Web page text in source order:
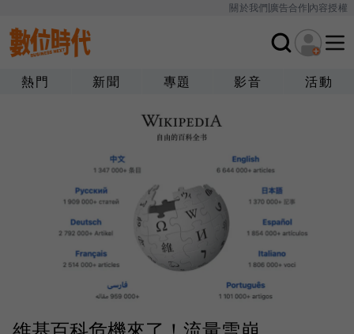
關於我們廣告合作內容授權
熱門 新聞 專題 影音 活動